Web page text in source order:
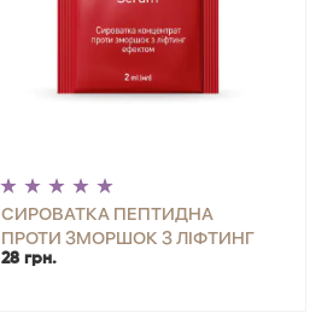
СИРОВАТКА ПЕПТИДНА
ПРОТИ ЗМОРШОК З ЛІФТИНГ
ЕФЕКТОМ ANTI-AGEING LIFT
28 грн.
-